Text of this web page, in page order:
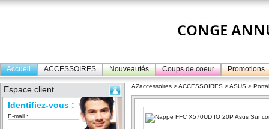
Accueil ACCESSOIRES Nouveautés Coups de coeur Promotions
Espace client
Identifiez-vous :
E-mail :
AZaccessoires >ACCESSOIRES >ASUS >